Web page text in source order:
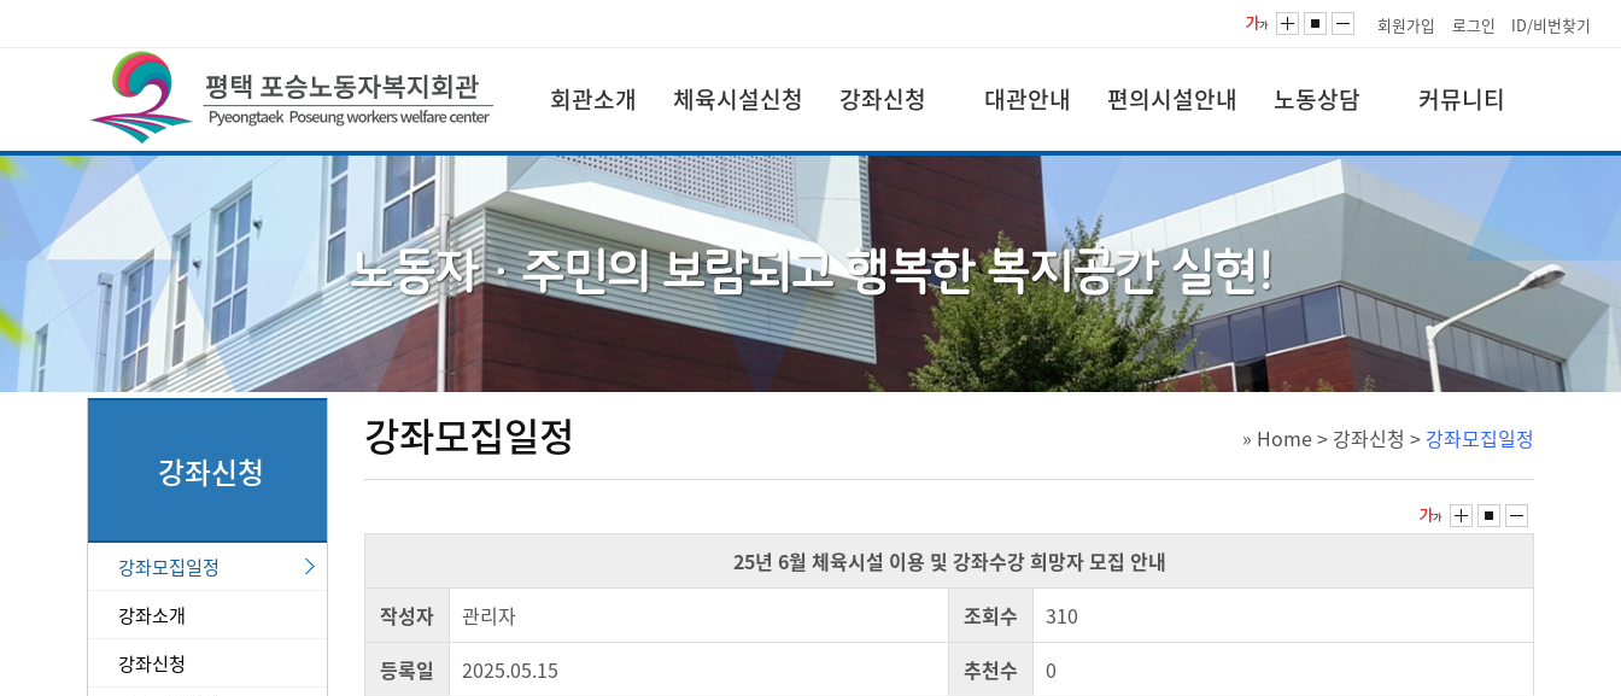
회원가입 로그인 ID/비번찾기
회관소개 체육시설신청 강좌신청 대관안내 편의시설안내 노동상담 커뮤니티
강좌신청
강좌모집일정
강좌소개
강좌신청
강좌모집일정 » Home> 강좌신청 > 강좌모집일정
25년 6월 체육시설 이용 및 강좌수강 희망자 모집 안내
작성자
관리자 조회수
310
등록일
2025.05.15 추천수
0